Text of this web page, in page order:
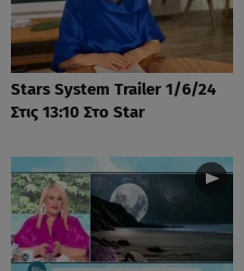
Stars System Trailer 1/6/24
Στις 13:10 Στο Star